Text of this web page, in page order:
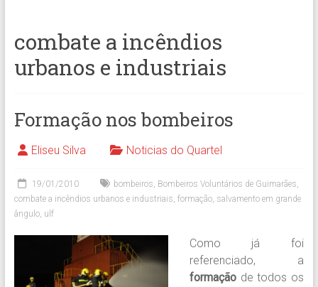
combate a incêndios
urbanos e industriais
Formação nos bombeiros
Eliseu Silva Noticias do Quartel
19/01/2010 bombeiros, Bombeiros Voluntários de Guimarães,
combate a incêndios urbanos e industriais, formação, salvamento em grande
ângulo, ulf
Como já foi
referenciado, a
formaçãode todos os